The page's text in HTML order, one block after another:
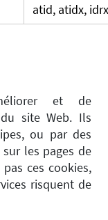
atid, atidx,
et de
site Web. Ils
ou par des
les pages de
ces cookies,
risquent de